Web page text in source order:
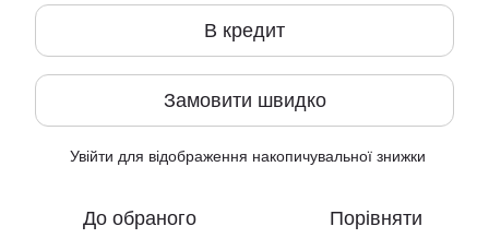
В кредит
Замовити швидко
Увійти для відображення накопичувальної знижки
До обраного Порівняти